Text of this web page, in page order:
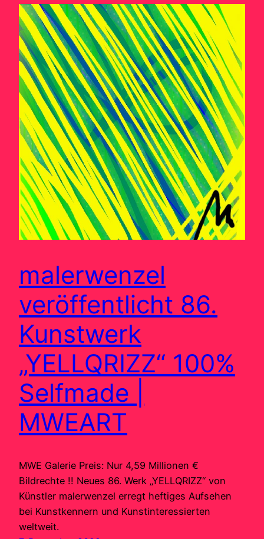
malerwenzel
veröffentlicht 86.
Kunstwerk
„YELLQRIZZ“ 100%
Selfmade |
MWEART
MWE Galerie Preis: Nur 4,59 Millionen €
Bildrechte !! Neues 86. Werk „YELLQRIZZ“ von
Künstler malerwenzel erregt heftiges Aufsehen
bei Kunstkennern und Kunstinteressierten
weltweit.